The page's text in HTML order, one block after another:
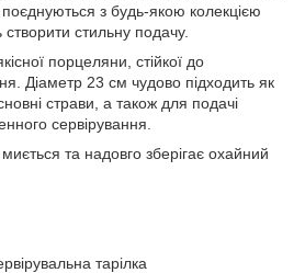
поєднуються з будь-якою колекцією
стильну подачу.
порцеляни, стійкої до
Діаметр 23 см чудово підходить як
страви, а також для подачі
сервірування.
та надовго зберігає охайний
тарілка